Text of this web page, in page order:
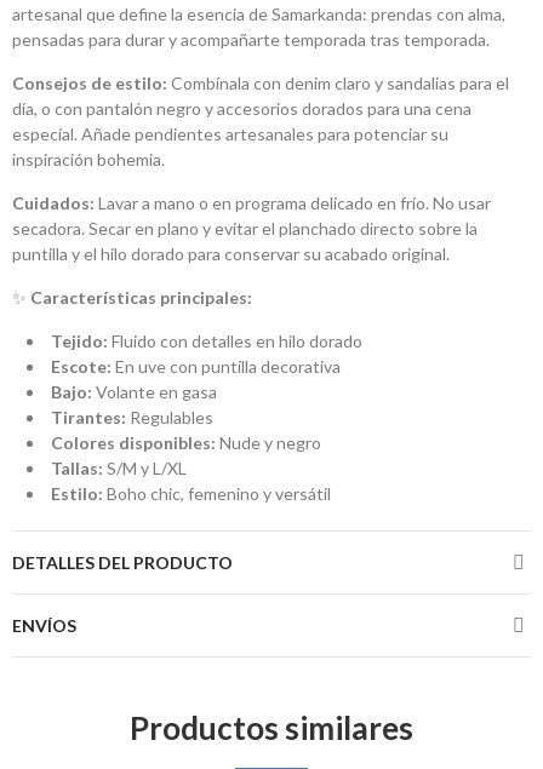
artesanal que define la esencia de Samarkanda: prendas con alma,
pensadas para durar y acompañarte temporada tras temporada.
Consejos de estilo: Combínala con denim claro y sandalias para el
día, o con pantalón negro y accesorios dorados para una cena
especial. Añade pendientes artesanales para potenciar su
inspiración bohemia.
Cuidados: Lavar a mano o en programa delicado en frío. No usar
secadora. Secar en plano y evitar el planchado directo sobre la
puntilla y el hilo dorado para conservar su acabado original.
✨ Características principales:
Tejido: Fluido con detalles en hilo dorado
Escote: En uve con puntilla decorativa
Bajo: Volante en gasa
Tirantes: Regulables
Colores disponibles: Nude y negro
Tallas: S/M y L/XL
Estilo: Boho chic, femenino y versátil
DETALLES DEL PRODUCTO
ENVÍOS
Productos similares